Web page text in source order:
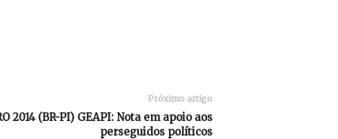
Próximo artigo
2014 (BR-PI) GEAPI: Nota em apoio aos
perseguidos políticos